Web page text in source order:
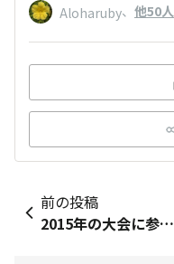
Aloharuby、 他50人
前の投稿
2015年の大会に参加者全員の名前が書かれたタオルが販売されました。私の後方はそのタオルの拡大版です。